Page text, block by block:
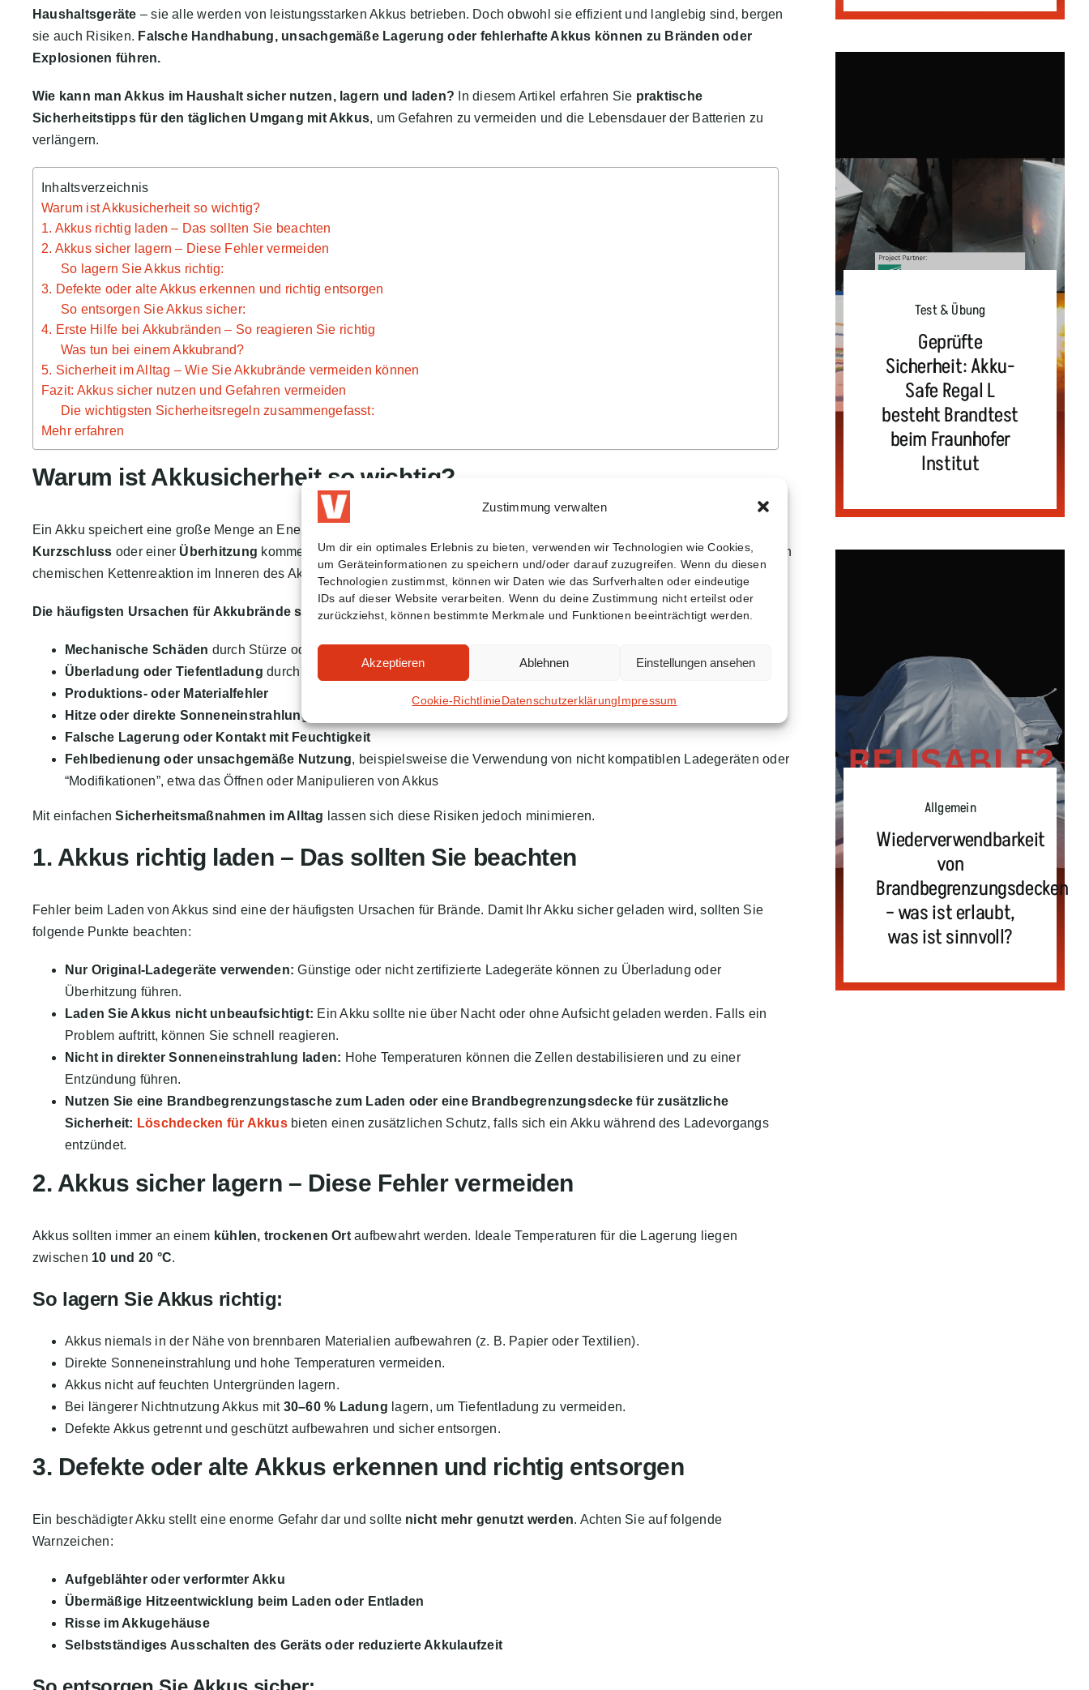
Zustimmung verwalten
Um dir ein optimales Erlebnis zu bieten, verwenden wir Technologien wie Cookies,
um Geräteinformationen zu speichern und/oder darauf zuzugreifen. Wenn du diesen
Technologien zustimmst, können wir Daten wie das Surfverhalten oder eindeutige
IDs auf dieser Website verarbeiten. Wenn du deine Zustimmung nicht erteilst oder
zurückziehst, können bestimmte Merkmale und Funktionen beeinträchtigt werden.
Akzeptieren Ablehnen Einstellungen ansehen
Cookie-RichtlinieDatenschutzerklärungImpressum
Haushaltsgeräte – sie alle werden von leistungsstarken Akkus betrieben. Doch obwohl sie effizient und langlebig sind, bergen
sie auch Risiken. Falsche Handhabung, unsachgemäße Lagerung oder fehlerhafte Akkus können zu Bränden oder
Explosionen führen.
Wie kann man Akkus im Haushalt sicher nutzen, lagern und laden? In diesem Artikel erfahren Sie praktische
Sicherheitstipps für den täglichen Umgang mit Akkus, um Gefahren zu vermeiden und die Lebensdauer der Batterien zu
verlängern.
Inhaltsverzeichnis
Warum ist Akkusicherheit so wichtig?
1. Akkus richtig laden – Das sollten Sie beachten
2. Akkus sicher lagern – Diese Fehler vermeiden
So lagern Sie Akkus richtig:
3. Defekte oder alte Akkus erkennen und richtig entsorgen
So entsorgen Sie Akkus sicher:
4. Erste Hilfe bei Akkubränden – So reagieren Sie richtig
Was tun bei einem Akkubrand?
5. Sicherheit im Alltag – Wie Sie Akkubrände vermeiden können
Fazit: Akkus sicher nutzen und Gefahren vermeiden
Die wichtigsten Sicherheitsregeln zusammengefasst:
Mehr erfahren
Warum ist Akkusicherheit so wichtig?
Ein Akku speichert eine große Menge an Energie auf kleinem Raum. Wird er beschädigt oder falsch geladen, kann es zu einem
Kurzschluss oder einer Überhitzung kommen. In einigen Fällen führt dies zu einemThermal Runaway– einer unkontrollierten
chemischen Kettenreaktion im Inneren des Akkus, die zu einem Brand oder einer Explosion führen kann.
Die häufigsten Ursachen für Akkubrände sind:
Mechanische Schäden durch Stürze oder Stöße
Überladung oder Tiefentladung durch falsches Ladeverhalten
Produktions- oder Materialfehler
Hitze oder direkte Sonneneinstrahlung
Falsche Lagerung oder Kontakt mit Feuchtigkeit
Fehlbedienung oder unsachgemäße Nutzung, beispielsweise die Verwendung von nicht kompatiblen Ladegeräten oder
“Modifikationen”, etwa das Öffnen oder Manipulieren von Akkus
Mit einfachenSicherheitsmaßnahmen im Alltag lassen sich diese Risiken jedoch minimieren.
1. Akkus richtig laden – Das sollten Sie beachten
Fehler beim Laden von Akkus sind eine der häufigsten Ursachen für Brände. Damit Ihr Akku sicher geladen wird, sollten Sie
folgende Punkte beachten:
Nur Original-Ladegeräte verwenden: Günstige oder nicht zertifizierte Ladegeräte können zu Überladung oder
Überhitzung führen.
Laden Sie Akkus nicht unbeaufsichtigt: Ein Akku sollte nie über Nacht oder ohne Aufsicht geladen werden. Falls ein
Problem auftritt, können Sie schnell reagieren.
Nicht in direkter Sonneneinstrahlung laden: Hohe Temperaturen können die Zellen destabilisieren und zu einer
Entzündung führen.
Nutzen Sie eine Brandbegrenzungstasche zum Laden oder eine Brandbegrenzungsdecke für zusätzliche
Sicherheit: Löschdecken für Akkusbieten einen zusätzlichen Schutz, falls sich ein Akku während des Ladevorgangs
entzündet.
2. Akkus sicher lagern – Diese Fehler vermeiden
Akkus sollten immer an einem kühlen, trockenen Ortaufbewahrt werden. Ideale Temperaturen für die Lagerung liegen
zwischen 10 und 20 °C.
So lagern Sie Akkus richtig:
Akkus niemals in der Nähe von brennbaren Materialien aufbewahren (z. B. Papier oder Textilien).
Direkte Sonneneinstrahlung und hohe Temperaturen vermeiden.
Akkus nicht auf feuchten Untergründen lagern.
Bei längerer Nichtnutzung Akkus mit 30–60 % Ladung lagern, um Tiefentladung zu vermeiden.
Defekte Akkus getrennt und geschützt aufbewahren und sicher entsorgen.
3. Defekte oder alte Akkus erkennen und richtig entsorgen
Ein beschädigter Akku stellt eine enorme Gefahr dar und sollte nicht mehr genutzt werden. Achten Sie auf folgende
Warnzeichen:
Aufgeblähter oder verformter Akku
Übermäßige Hitzeentwicklung beim Laden oder Entladen
Risse im Akkugehäuse
Selbstständiges Ausschalten des Geräts oder reduzierte Akkulaufzeit
Test & Übung
Geprüfte
Sicherheit: Akku-
Safe Regal L
besteht Brandtest
beim Fraunhofer
Institut
Allgemein
Wiederverwendbarkeit
von
Brandbegrenzungsdecken
– was ist erlaubt,
was ist sinnvoll?